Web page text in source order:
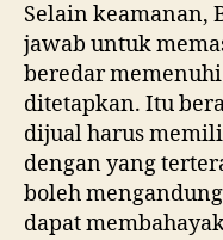
Selain keamanan,
jawab untuk
beredar
ditetapkan. Itu
dijual harus
dengan yang
boleh
dapat